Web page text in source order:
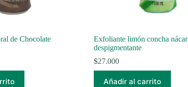
de Chocolate
Exfoliante limón concha nácar
despigmentante
$27.000
Añadir al carrito